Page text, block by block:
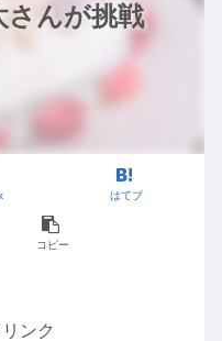
さんが挑戦
はてブ
コピー
ンク